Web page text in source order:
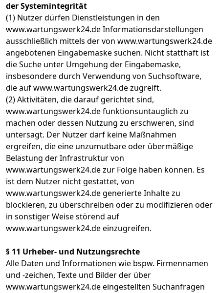
der Systemintegrität
(1) Nutzer dürfen Dienstleistungen in den
www.wartungswerk24.de Informationsdarstellungen
ausschließlich mittels der von www.wartungswerk24.de
angebotenen Eingabemaske suchen. Nicht statthaft ist
die Suche unter Umgehung der Eingabemaske,
insbesondere durch Verwendung von Suchsoftware,
die auf www.wartungswerk24.de zugreift.
(2) Aktivitäten, die darauf gerichtet sind,
www.wartungswerk24.de funktionsuntauglich zu
machen oder dessen Nutzung zu erschweren, sind
untersagt. Der Nutzer darf keine Maßnahmen
ergreifen, die eine unzumutbare oder übermäßige
Belastung der Infrastruktur von
www.wartungswerk24.de zur Folge haben können. Es
ist dem Nutzer nicht gestattet, von
www.wartungswerk24.de generierte Inhalte zu
blockieren, zu überschreiben oder zu modifizieren oder
in sonstiger Weise störend auf
www.wartungswerk24.de einzugreifen.
§ 11 Urheber- und Nutzungsrechte
Alle Daten und Informationen wie bspw. Firmennamen
und -zeichen, Texte und Bilder der über
www.wartungswerk24.de eingestellten Suchanfragen